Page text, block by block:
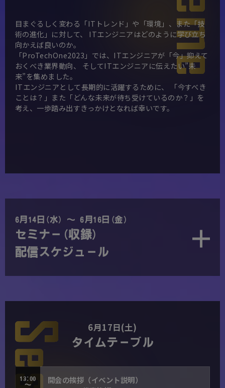
目まぐるしく変わる「ITトレンド」や「環境」、また「技
術の進化」に対して、
ITエンジニアはどのように学び立ち
向かえば良いのか。
「ProTechOne2023」では、ITエンジニアが「今」抑えて
おくべき業界動向、
そしてITエンジニアに伝えたい”未
来”を集めました。
ITエンジニアとして長期的に活躍するために、
「今すべき
ことは？」また「どんな未来が待ち受けているのか？」を
考え、一歩踏み出すきっかけとなれば幸いです。
6月14日(水) ～ 6月16日(金)
セミナー(収録)
配信スケジュール
6月17日(土)
タイムテーブル
13:00
～
開会の挨拶（イベント説明）